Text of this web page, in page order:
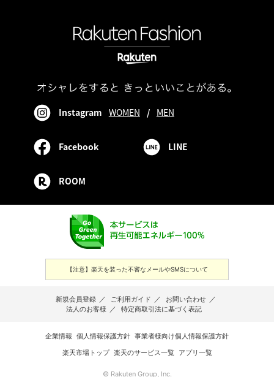
Instagram WOMEN / MEN
Facebook LINE
ROOM
【注意】楽天を装った不審なメールやSMSについて
新規会員登録 ／ ご利用ガイド ／ お問い合わせ
／
法人のお客様 ／ 特定商取引法に基づく表記
企業情報 個人情報保護方針 事業者様向け個人情報保護方針
楽天市場トップ 楽天のサービス一覧 アプリ一覧
© Rakuten Group, Inc.